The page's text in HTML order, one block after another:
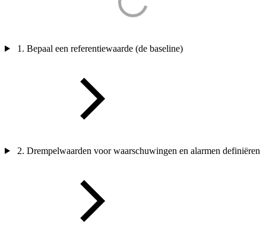
1. Bepaal een referentiewaarde (de baseline)
2. Drempelwaarden voor waarschuwingen en alarmen definiëren